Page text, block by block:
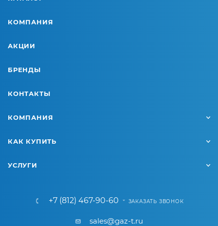
КОМПАНИЯ
АКЦИИ
БРЕНДЫ
КОНТАКТЫ
КОМПАНИЯ
КАК КУПИТЬ
УСЛУГИ
+7 (812) 467-90-60 ЗАКАЗАТЬ ЗВОНОК
sales@gaz-t.ru